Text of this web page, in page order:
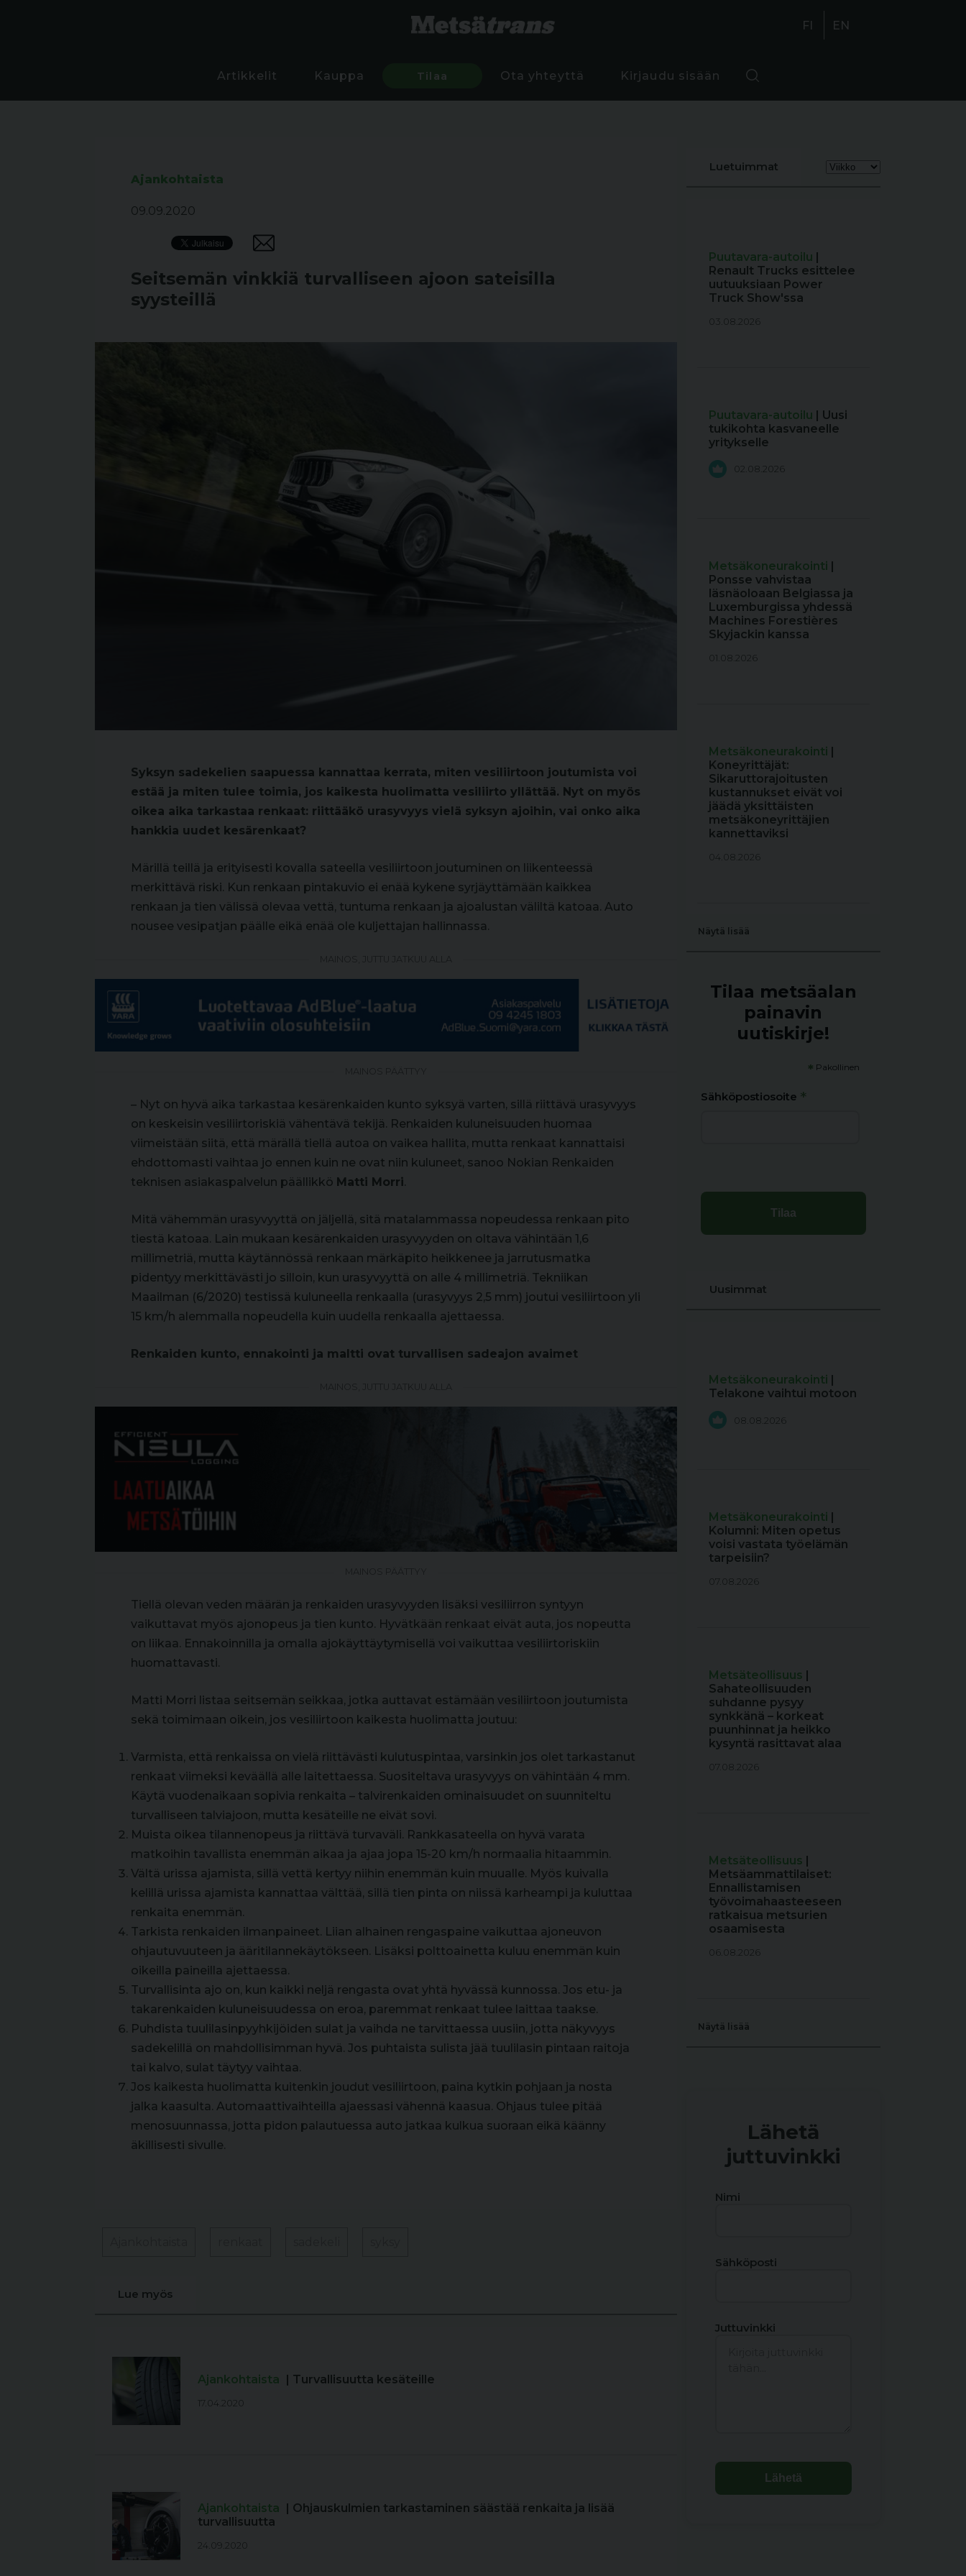
FI EN
Artikkelit Kauppa Tilaa Ota yhteyttä Kirjaudu sisään
Ajankohtaista
09.09.2020
Seitsemän vinkkiä turvalliseen ajoon sateisilla
syysteillä
Syksyn sadekelien saapuessa kannattaa kerrata, miten vesiliirtoon joutumista voi
estää ja miten tulee toimia, jos kaikesta huolimatta vesiliirto yllättää. Nyt on myös
oikea aika tarkastaa renkaat: riittääkö urasyvyys vielä syksyn ajoihin, vai onko aika
hankkia uudet kesärenkaat?
Märillä teillä ja erityisesti kovalla sateella vesiliirtoon joutuminen on liikenteessä
merkittävä riski. Kun renkaan pintakuvio ei enää kykene syrjäyttämään kaikkea
renkaan ja tien välissä olevaa vettä, tuntuma renkaan ja ajoalustan väliltä katoaa. Auto
nousee vesipatjan päälle eikä enää ole kuljettajan hallinnassa.
– Nyt on hyvä aika tarkastaa kesärenkaiden kunto syksyä varten, sillä riittävä urasyvyys
on keskeisin vesiliirtoriskiä vähentävä tekijä. Renkaiden kuluneisuuden huomaa
viimeistään siitä, että märällä tiellä autoa on vaikea hallita, mutta renkaat kannattaisi
ehdottomasti vaihtaa jo ennen kuin ne ovat niin kuluneet, sanoo Nokian Renkaiden
teknisen asiakaspalvelun päällikkö Matti Morri.
Mitä vähemmän urasyvyyttä on jäljellä, sitä matalammassa nopeudessa renkaan pito
tiestä katoaa. Lain mukaan kesärenkaiden urasyvyyden on oltava vähintään 1,6
millimetriä, mutta käytännössä renkaan märkäpito heikkenee ja jarrutusmatka
pidentyy merkittävästi jo silloin, kun urasyvyyttä on alle 4 millimetriä. Tekniikan
Maailman (6/2020) testissä kuluneella renkaalla (urasyvyys 2,5 mm) joutui vesiliirtoon yli
15 km/h alemmalla nopeudella kuin uudella renkaalla ajettaessa.
Renkaiden kunto, ennakointi ja maltti ovat turvallisen sadeajon avaimet
Tiellä olevan veden määrän ja renkaiden urasyvyyden lisäksi vesiliirron syntyyn
vaikuttavat myös ajonopeus ja tien kunto. Hyvätkään renkaat eivät auta, jos nopeutta
on liikaa. Ennakoinnilla ja omalla ajokäyttäytymisellä voi vaikuttaa vesiliirtoriskiin
huomattavasti.
Matti Morri listaa seitsemän seikkaa, jotka auttavat estämään vesiliirtoon joutumista
sekä toimimaan oikein, jos vesiliirtoon kaikesta huolimatta joutuu:
Varmista, että renkaissa on vielä riittävästi kulutuspintaa, varsinkin jos olet tarkastanut
renkaat viimeksi keväällä alle laitettaessa. Suositeltava urasyvyys on vähintään 4 mm.
Käytä vuodenaikaan sopivia renkaita – talvirenkaiden ominaisuudet on suunniteltu
turvalliseen talviajoon, mutta kesäteille ne eivät sovi.
Muista oikea tilannenopeus ja riittävä turvaväli. Rankkasateella on hyvä varata
matkoihin tavallista enemmän aikaa ja ajaa jopa 15-20 km/h normaalia hitaammin.
Vältä urissa ajamista, sillä vettä kertyy niihin enemmän kuin muualle. Myös kuivalla
kelillä urissa ajamista kannattaa välttää, sillä tien pinta on niissä karheampi ja kuluttaa
renkaita enemmän.
Tarkista renkaiden ilmanpaineet. Liian alhainen rengaspaine vaikuttaa ajoneuvon
ohjautuvuuteen ja ääritilannekäytökseen. Lisäksi polttoainetta kuluu enemmän kuin
oikeilla paineilla ajettaessa.
Turvallisinta ajo on, kun kaikki neljä rengasta ovat yhtä hyvässä kunnossa. Jos etu- ja
takarenkaiden kuluneisuudessa on eroa, paremmat renkaat tulee laittaa taakse.
Puhdista tuulilasinpyyhkijöiden sulat ja vaihda ne tarvittaessa uusiin, jotta näkyvyys
sadekelillä on mahdollisimman hyvä. Jos puhtaista sulista jää tuulilasin pintaan raitoja
tai kalvo, sulat täytyy vaihtaa.
Jos kaikesta huolimatta kuitenkin joudut vesiliirtoon, paina kytkin pohjaan ja nosta
jalka kaasulta. Automaattivaihteilla ajaessasi vähennä kaasua. Ohjaus tulee pitää
menosuunnassa, jotta pidon palautuessa auto jatkaa kulkua suoraan eikä käänny
äkillisesti sivulle.
Lue myös
Ajankohtaista | Turvallisuutta kesäteille
17.04.2020
Ajankohtaista | Ohjauskulmien tarkastaminen säästää renkaita ja lisää
turvallisuutta
24.09.2020
Luetuimmat
Puutavara-autoilu |
Renault Trucks esittelee
uutuuksiaan Power
Truck Show'ssa
03.08.2026
Puutavara-autoilu | Uusi
tukikohta kasvaneelle
yritykselle
02.08.2026
Metsäkoneurakointi |
Ponsse vahvistaa
läsnäoloaan Belgiassa ja
Luxemburgissa yhdessä
Machines Forestières
Skyjackin kanssa
01.08.2026
Metsäkoneurakointi |
Koneyrittäjät:
Sikaruttorajoitusten
kustannukset eivät voi
jäädä yksittäisten
metsäkoneyrittäjien
kannettaviksi
04.08.2026
Näytä lisää
Tilaa metsäalan
painavin
uutiskirje!
* Pakollinen
Sähköpostiosoite *
Uusimmat
Metsäkoneurakointi |
Telakone vaihtui motoon
08.08.2026
Metsäkoneurakointi |
Kolumni: Miten opetus
voisi vastata työelämän
tarpeisiin?
07.08.2026
Metsäteollisuus |
Sahateollisuuden
suhdanne pysyy
synkkänä – korkeat
puunhinnat ja heikko
kysyntä rasittavat alaa
07.08.2026
Metsäteollisuus |
Metsäammattilaiset:
Ennallistamisen
työvoimahaasteeseen
ratkaisua metsurien
osaamisesta
06.08.2026
Näytä lisää
Lähetä
juttuvinkki
Nimi
Sähköposti
Juttuvinkki
Lähetä